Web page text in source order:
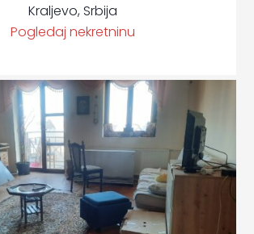
Kraljevo, Srbija
Pogledaj nekretninu